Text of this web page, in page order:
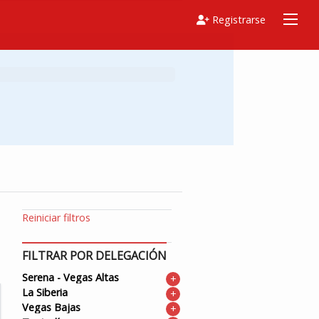
Registrarse
Reiniciar filtros
FILTRAR POR DELEGACIÓN